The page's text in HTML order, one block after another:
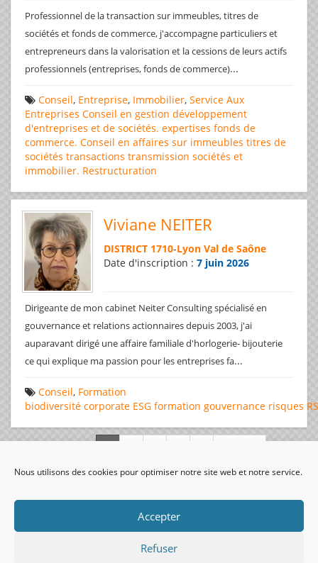
Nous utilisons des cookies pour optimiser notre site web et notre service.
Accepter
Refuser
Professionnel de la transaction sur immeubles, titres de
sociétés et fonds de commerce, j'accompagne particuliers et
entrepreneurs dans la valorisation et la cessions de leurs actifs
professionnels (entreprises, fonds de commerce)...
Conseil, Entreprise, Immobilier, Service Aux
Entreprises Conseil en gestion développement
d'entreprises et de sociétés. expertises fonds de
commerce. Conseil en affaires sur immeubles titres de
sociétés transactions transmission sociétés et
immobilier. Restructuration
Viviane NEITER
DISTRICT 1710-Lyon Val de Saône
Date d'inscription : 7 juin 2026
Dirigeante de mon cabinet Neiter Consulting spécialisé en
gouvernance et relations actionnaires depuis 2003, j'ai
auparavant dirigé une affaire familiale d'horlogerie- bijouterie
ce qui explique ma passion pour les entreprises fa...
Conseil, Formation
biodiversité corporate ESG formation gouvernance risques
visiteurs uniques: